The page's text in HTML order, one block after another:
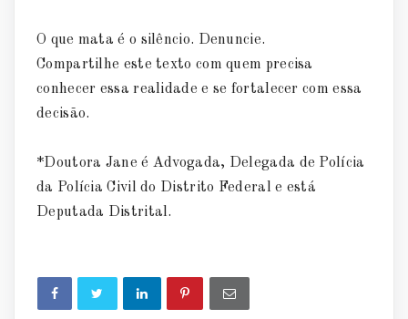
O que mata é o silêncio. Denuncie.
Compartilhe este texto com quem precisa
conhecer essa realidade e se fortalecer com essa
decisão.
*Doutora Jane é Advogada, Delegada de Polícia
da Polícia Civil do Distrito Federal e está
Deputada Distrital.